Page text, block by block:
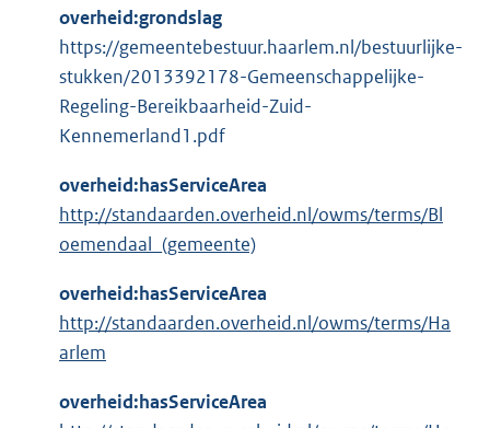
overheid:grondslag
https://gemeentebestuur.haarlem.nl/bestuurlijke-
stukken/2013392178-Gemeenschappelijke-
Regeling-Bereikbaarheid-Zuid-
Kennemerland1.pdf
overheid:hasServiceArea
http://standaarden.overheid.nl/owms/terms/Bl
oemendaal_(gemeente)
overheid:hasServiceArea
http://standaarden.overheid.nl/owms/terms/Ha
arlem
overheid:hasServiceArea